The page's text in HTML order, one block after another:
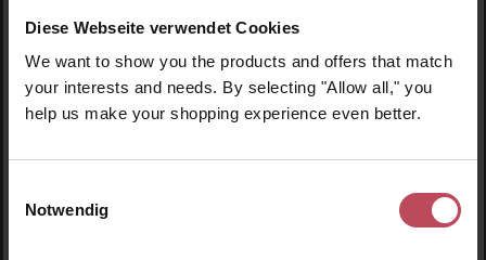
Diese Webseite verwendet Cookies
We want to show you the products and offers that match
your interests and needs. By selecting "Allow all," you
help us make your shopping experience even better.
Notwendig
PA+++ #13 Neutral Ivory
BB Cream Neutral Ivory
30 ml(62,17 CHF / 100 ml)
Regulärer Preis:
18,65 CHF
Produkt Anzahl: Gib den gewünschten Wert